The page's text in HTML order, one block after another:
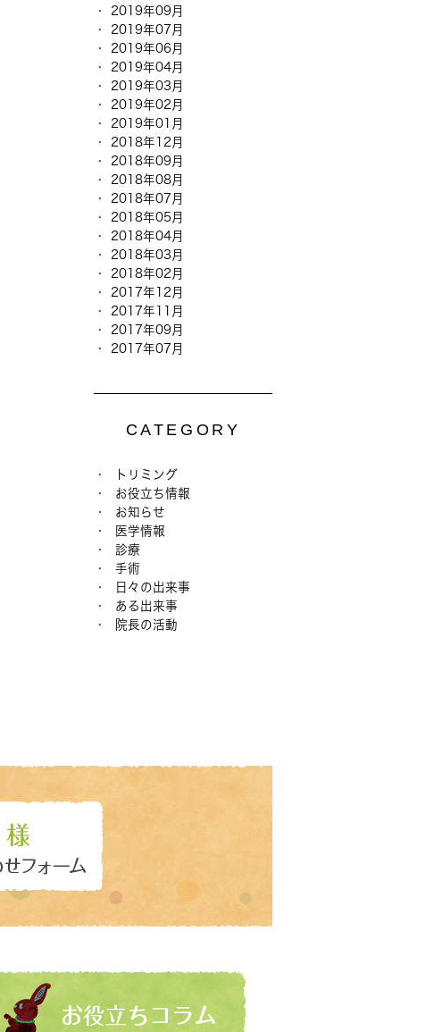
2019年09月
2019年07月
2019年06月
2019年04月
2019年03月
2019年02月
2019年01月
2018年12月
2018年09月
2018年08月
2018年07月
2018年05月
2018年04月
2018年03月
2018年02月
2017年12月
2017年11月
2017年09月
2017年07月
CATEGORY
トリミング
お役立ち情報
お知らせ
医学情報
診療
手術
日々の出来事
ある出来事
院長の活動